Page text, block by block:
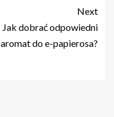
Next
Jak dobrać odpowiedni
aromat do e-papierosa?